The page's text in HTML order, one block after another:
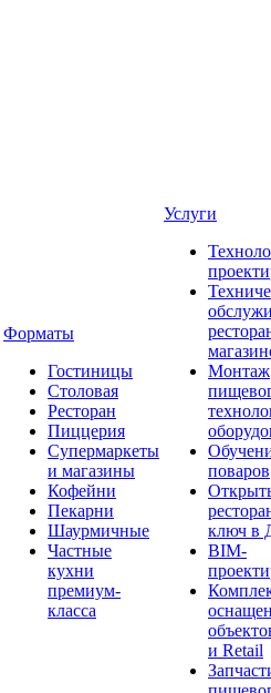
Форматы
Гостиницы
Столовая
Ресторан
Пиццерия
Супермаркеты
и магазины
Кофейни
Пекарни
Шаурмичные
Частные
кухни
премиум-
класса
Услуги
Монтаж
поваров
ключ в
BIM-
и Retail